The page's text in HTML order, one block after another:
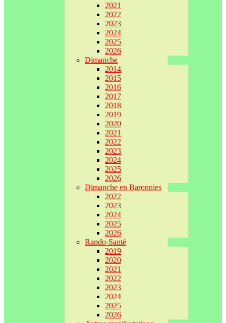
2021
2022
2023
2024
2025
2026
Dimanche
2014
2015
2016
2017
2018
2019
2020
2021
2022
2023
2024
2025
2026
Dimanche en Baronnies
2022
2023
2024
2025
2026
Rando-Santé
2019
2020
2021
2022
2023
2024
2025
2026